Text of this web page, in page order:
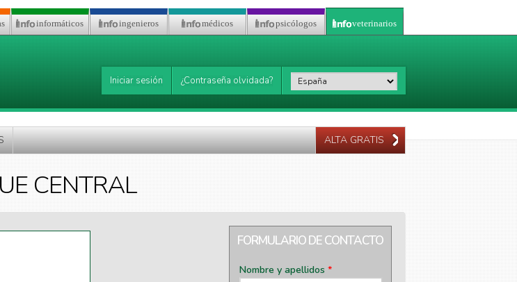
informáticos ingenieros médicos psicólogos veterinarios
Iniciar sesión ¿Contraseña olvidada? País*
ALTA GRATIS
CENTRAL
FORMULARIO DE CONTACTO
Nombre y apellidos*